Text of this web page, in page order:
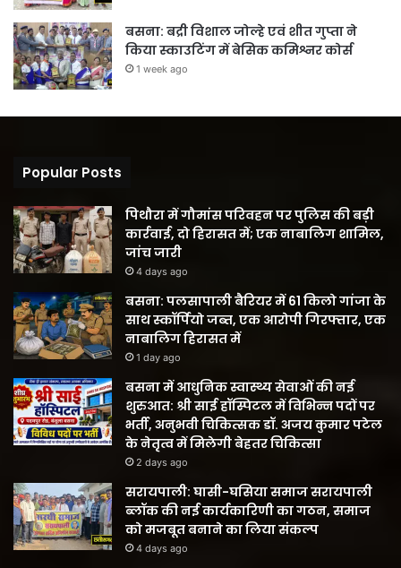
बसना: बद्री विशाल जोल्हे एवं शीत गुप्ता ने
किया स्काउटिंग में बेसिक कमिश्नर कोर्स
1 week ago
Popular Posts
पिथौरा में गौमांस परिवहन पर पुलिस की बड़ी
कार्रवाई, दो हिरासत में; एक नाबालिग शामिल,
जांच जारी
4 days ago
बसना: पलसापाली बैरियर में 61 किलो गांजा के
साथ स्कॉर्पियो जब्त, एक आरोपी गिरफ्तार, एक
नाबालिग हिरासत में
1 day ago
बसना में आधुनिक स्वास्थ्य सेवाओं की नई
शुरुआत: श्री साई हॉस्पिटल में विभिन्न पदों पर
भर्ती, अनुभवी चिकित्सक डॉ. अजय कुमार पटेल
के नेतृत्व में मिलेगी बेहतर चिकित्सा
2 days ago
सरायपाली: घासी-घसिया समाज सरायपाली
ब्लॉक की नई कार्यकारिणी का गठन, समाज
को मजबूत बनाने का लिया संकल्प
4 days ago